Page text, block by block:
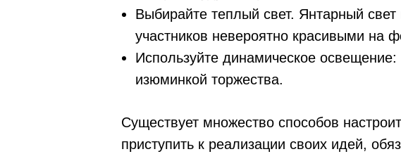
Выбирайте теплый свет. Янтарный
участников невероятно красивыми на
Используйте динамическое
изюминкой торжества.
Существует множество способов
приступить к реализации своих идей,